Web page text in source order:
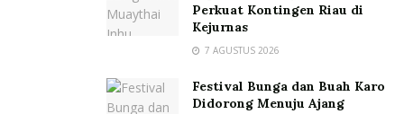
Perkuat Kontingen Riau di
Kejurnas
7 AGUSTUS 2026
Festival Bunga dan Buah Karo
Didorong Menuju Ajang